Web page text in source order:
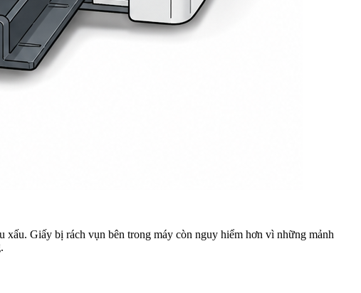
Giấy bị rách vụn bên trong máy còn nguy hiểm hơn vì những mảnh